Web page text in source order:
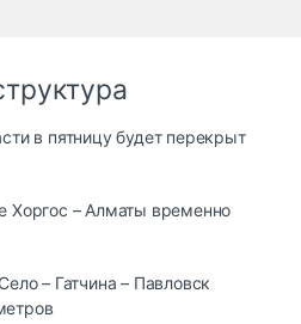
в пятницу будет перекрыт
Хоргос – Алматы временно
– Гатчина – Павловск